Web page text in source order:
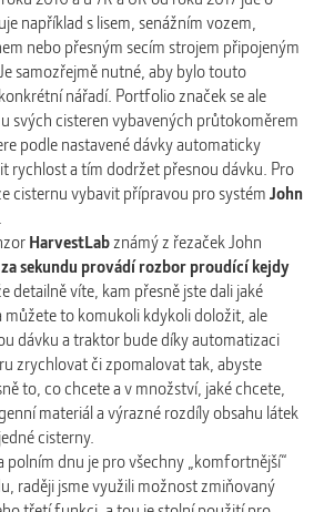
například s lisem, senážním vozem,
nebo přesným secím strojem připojeným
samozřejmě nutné, aby bylo touto
nářadí. Portfolio značek se ale
svých cisteren vybavených průtokoměrem
podle nastavené dávky automaticky
rychlost a tím dodržet přesnou dávku. Pro
cisternu vybavit přípravou pro systém John
.
HarvestLabznámý z řezaček John
sekundu provádí rozbor proudící kejdy
detailně víte, kam přesně jste dali jaké
můžete to komukoli kdykoli doložit, ale
dávku a traktor bude díky automatizaci
zrychlovat či zpomalovat tak, abyste
to, co chcete a v množství, jaké chcete,
materiál a výrazné rozdíly obsahu látek
cisterny.
polním dnu je pro všechny „komfortnější“
raději jsme využili možnost zmiňovaný